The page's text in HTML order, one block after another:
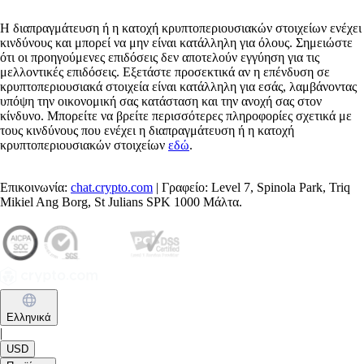
Η διαπραγμάτευση ή η κατοχή κρυπτοπεριουσιακών στοιχείων ενέχει
κινδύνους και μπορεί να μην είναι κατάλληλη για όλους. Σημειώστε
ότι οι προηγούμενες επιδόσεις δεν αποτελούν εγγύηση για τις
μελλοντικές επιδόσεις. Εξετάστε προσεκτικά αν η επένδυση σε
κρυπτοπεριουσιακά στοιχεία είναι κατάλληλη για εσάς, λαμβάνοντας
υπόψη την οικονομική σας κατάσταση και την ανοχή σας στον
κίνδυνο. Μπορείτε να βρείτε περισσότερες πληροφορίες σχετικά με
τους κινδύνους που ενέχει η διαπραγμάτευση ή η κατοχή
κρυπτοπεριουσιακών στοιχείων εδώ.
Επικοινωνία: chat.crypto.com | Γραφείο: Level 7, Spinola Park, Triq
Mikiel Ang Borg, St Julians SPK 1000 Μάλτα.
Ελληνικά
|
USD